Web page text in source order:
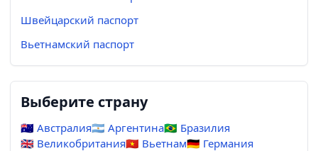
Швейцарский паспорт
Вьетнамский паспорт
Выберите страну
🇦🇺 Австралия🇦🇷 Аргентина🇧🇷 Бразилия
🇬🇧 Великобритания🇻🇳 Вьетнам🇩🇪 Германия